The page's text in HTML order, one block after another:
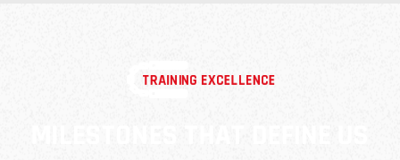
TRAINING EXCELLENCE